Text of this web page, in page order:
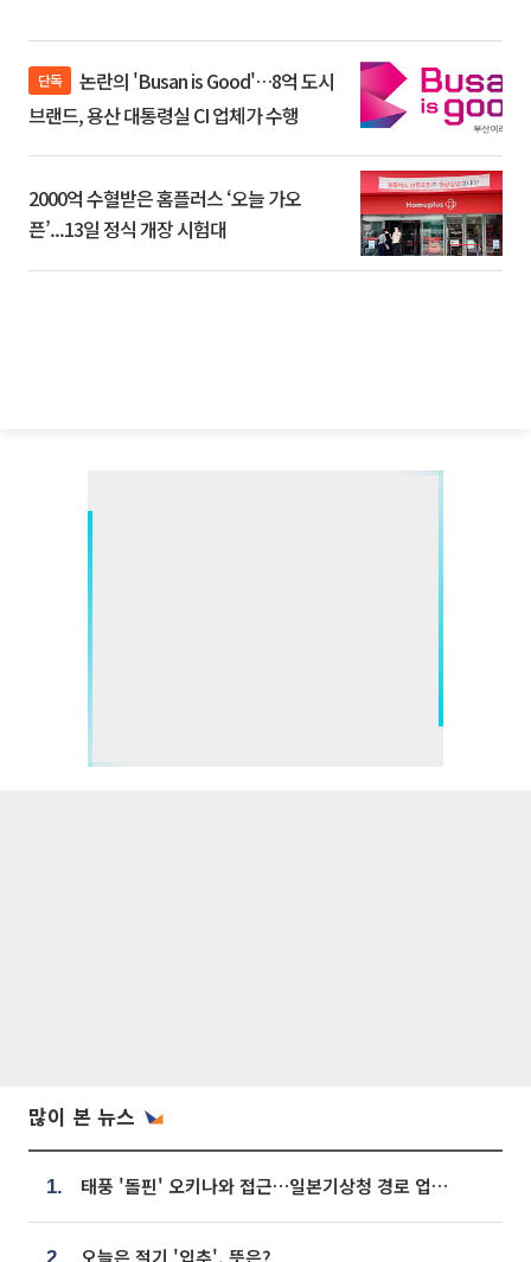
단독
브랜드, 용산 대통령실 CI 업체가 수행
2000억 수혈받은 홈플러스 ‘오늘 가오
픈’...13일 정식 개장 시험대
많이 본 뉴스
1. 태풍 '돌핀' 오키나와 접근…일본기상청 경로 업데이트
오늘은 절기 '입추', 뜻은?